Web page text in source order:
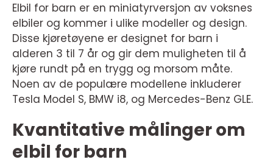
Elbil for barn er en miniatyrversjon av voksnes
elbiler og kommer i ulike modeller og design.
Disse kjøretøyene er designet for barn i
alderen 3 til 7 år og gir dem muligheten til å
kjøre rundt på en trygg og morsom måte.
Noen av de populære modellene inkluderer
Tesla Model S, BMW i8, og Mercedes-Benz GLE.
Kvantitative målinger om
elbil for barn